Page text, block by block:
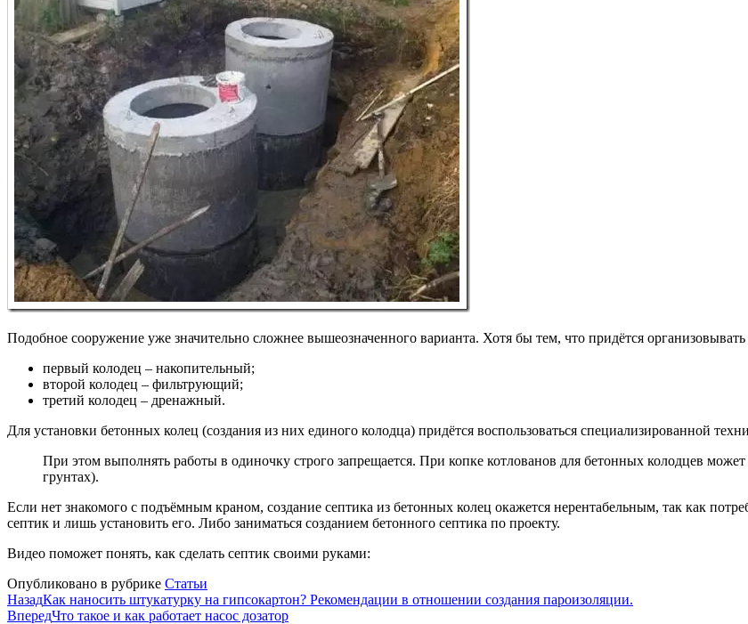
Подобное сооружение уже значительно сложнее вышеозначенного варианта. Хотя бы тем, что придётся
первый колодец – накопительный;
второй колодец – фильтрующий;
третий колодец – дренажный.
Для установки бетонных колец (создания из них единого колодца) придётся воспользоваться специализированной
При этом выполнять работы в одиночку строго запрещается. При копке котлованов для бетонных колодцев
грунтах).
Если нет знакомого с подъёмным краном, создание септика из бетонных колец окажется нерентабельным, так как
септик и лишь установить его. Либо заниматься созданием бетонного септика по проекту.
Видео поможет понять, как сделать септик своими руками:
Опубликовано в рубрике Статьи
НазадКак наносить штукатурку на гипсокартон? Рекомендации в отношении создания пароизоляции.
ВпередЧто такое и как работает насос дозатор